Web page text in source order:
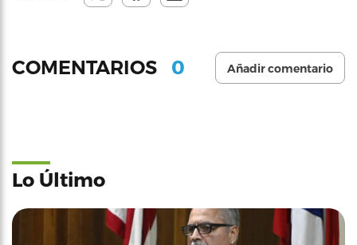
COMENTARIOS 0 Añadir comentario
Lo Último